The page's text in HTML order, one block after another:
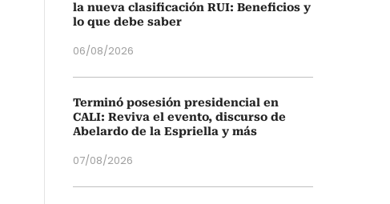
la nueva clasificación RUI: Beneficios y
lo que debe saber
06/08/2026
Terminó posesión presidencial en
CALI: Reviva el evento, discurso de
Abelardo de la Espriella y más
07/08/2026